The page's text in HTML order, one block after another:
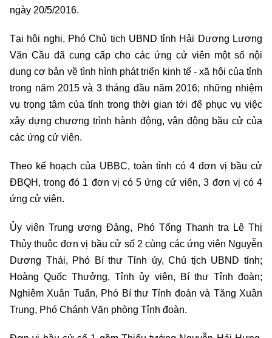
ngày 20/5/2016.
Tại hội nghị, Phó Chủ tịch UBND tỉnh Hải Dương Lương
Văn Cầu đã cung cấp cho các ứng cử viên một số nội
dung cơ bản về tình hình phát triển kinh tế - xã hội của tỉnh
trong năm 2015 và 3 tháng đầu năm 2016; những nhiệm
vụ trọng tâm của tỉnh trong thời gian tới để phục vụ việc
xây dựng chương trình hành động, vận động bầu cử của
các ứng cử viên.
Theo kế hoạch của UBBC, toàn tỉnh có 4 đơn vị bầu cử
ĐBQH, trong đó 1 đơn vị có 5 ứng cử viên, 3 đơn vị có 4
ứng cử viên.
Ủy viên Trung ương Đảng, Phó Tổng Thanh tra Lê Thị
Thủy thuộc đơn vị bầu cử số 2 cùng các ứng viên Nguyễn
Dương Thái, Phó Bí thư Tỉnh ủy, Chủ tịch UBND tỉnh;
Hoàng Quốc Thưởng, Tỉnh ủy viên, Bí thư Tỉnh đoàn;
Nghiêm Xuân Tuấn, Phó Bí thư Tỉnh đoàn và Tăng Xuân
Trung, Phó Chánh Văn phòng Tỉnh đoàn.